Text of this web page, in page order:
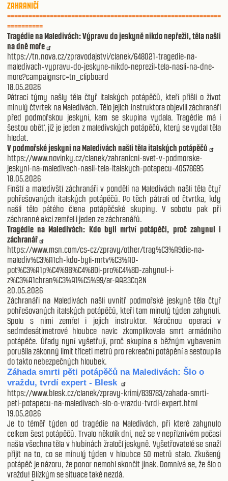
ZAHRANIČÍ
============================================================
==========
Tragédie na Maledivách: Výpravu do jeskyně nikdo nepřežil, těla našli
na dně moře
https://tn.nova.cz/zpravodajstvi/clanek/648021-tragedie-na-
maledivach-vypravu-do-jeskyne-nikdo-neprezil-tela-nasli-na-dne-
more?campaignsrc=tn_clipboard
18.05.2026
Pátrací týmy našly těla čtyř italských potápěčů, kteří přišli o život
minulý čtvrtek na Maledivách. Tělo jejich instruktora objevili záchranáři
před podmořskou jeskyní, kam se skupina vydala. Tragédie má i
šestou oběť, jíž je jeden z maledivských potápěčů, který se vydal těla
hledat.
V podmořské jeskyni na Maledivách našli těla italských potápěčů
https://www.novinky.cz/clanek/zahranicni-svet-v-podmorske-
jeskyni-na-maledivach-nasli-tela-italskych-potapecu-40578695
18.05.2026
Finští a maledivští záchranáři v pondělí na Maledivách našli těla čtyř
pohřešovaných italských potápěčů. Po těch pátrali od čtvrtka, kdy
našli tělo pátého člena potápěčské skupiny. V sobotu pak při
záchranné akci zemřel i jeden ze záchranářů.
Tragédie na Maledivách: Kdo byli mrtví potápěči, proč zahynul i
záchranář
https://www.msn.com/cs-cz/zpravy/other/trag%C3%A9die-na-
malediv%C3%A1ch-kdo-byli-mrtv%C3%AD-
pot%C3%A1p%C4%9B%C4%8Di-pro%C4%8D-zahynul-i-
z%C3%A1chran%C3%A1%C5%99/ar-AA23Cq2N
20.05.2026
Záchranáři na Maledivách našli uvnitř podmořské jeskyně těla čtyř
pohřešovaných italských potápěčů, kteří tam minulý týden zahynuli.
Spolu s nimi zemřel i jejich instruktor. Náročnou operaci v
sedmdesátimetrové hloubce navíc zkomplikovala smrt armádního
potápěče. Úřady nyní vyšetřují, proč skupina s běžným vybavením
porušila zákonný limit třiceti metrů pro rekreační potápění a sestoupila
do takto nebezpečných hloubek.
Záhada smrti pěti potápěčů na Maledivách: Šlo o
vraždu, tvrdí expert - Blesk
https://www.blesk.cz/clanek/zpravy-krimi/839783/zahada-smrti-
peti-potapecu-na-maledivach-slo-o-vrazdu-tvrdi-expert.html
19.05.2026
Je to téměř týden od tragédie na Maledivách, při které zahynulo
celkem šest potápěčů. Trvalo několik dní, než se v nepříznivém počasí
našla všechna těla v hlubinách žraločí jeskyně. Vyšetřovatelé se snaží
přijít na to, co se minulý týden v hloubce 50 metrů stalo. Zkušený
potápěč je názoru, že ponor nemohl skončit jinak. Domnívá se, že šlo o
vraždu! Blízkým se situace také nezdá.